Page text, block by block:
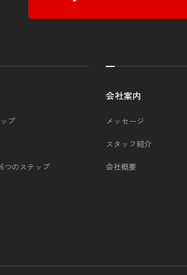
プ
つのステップ
会社案内
メッセージ
スタッフ紹介
会社概要